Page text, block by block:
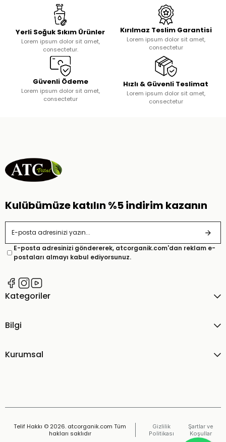
Yerli Soğuk Sıkım Ürünler
Lorem ipsum dolor sit amet,
consectetur.
Kırılmaz Teslim Garantisi
Lorem ipsum dolor sit amet,
consectetur
Güvenli Ödeme
Lorem ipsum dolor sit amet,
consectetur
Hızlı & Güvenli Teslimat
Lorem ipsum dolor sit amet,
consectetur
Kulübümüze katılın %5 indirim kazanın
E-posta adresinizi göndererek, atcorganik.com'dan reklam e-
postaları almayı kabul ediyorsunuz.
Kategoriler
Bilgi
Kurumsal
Telif Hakkı © 2026. atcorganik.com Tüm
hakları saklıdır
Gizlilik
Politikası
Şartlar ve
Koşullar